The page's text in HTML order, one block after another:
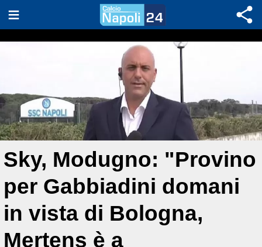
Sky, Modugno: "Provino
per Gabbiadini domani
in vista di Bologna,
Mertens è a